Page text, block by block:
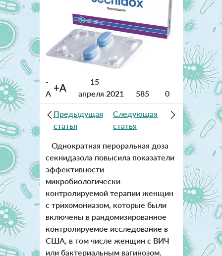
-
A +A
15
апреля 2021
585 0
Предыдущая
статья
Следующая
статья
Однократная пероральная доза
секнидазола повысила показатели
эффективности
микробиологически-
контролируемой терапии женщин
с трихомониазом, которые были
включены в рандомизированное
контролируемое исследование в
США, в том числе женщин с ВИЧ
или бактериальным вагинозом.